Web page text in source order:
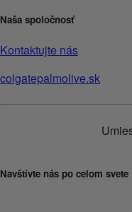
Naša spoločnosť
Kontaktujte nás
colgatepalmolive.sk
Navštívte nás po celom svete